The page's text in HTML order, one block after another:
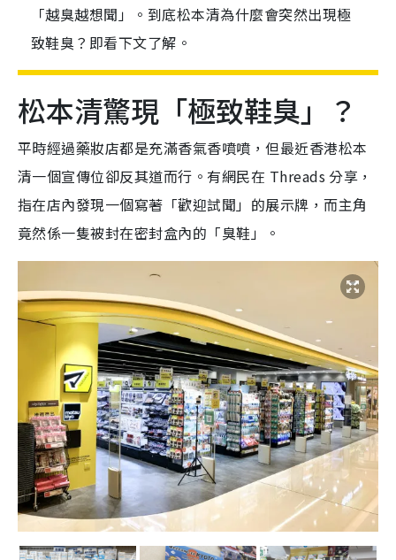
「越臭越想聞」。到底松本清為什麼會突然出現極
致鞋臭？即看下文了解。
松本清驚現「極致鞋臭」？
平時經過藥妝店都是充滿香氣香噴噴，但最近香港松本
清一個宣傳位卻反其道而行。有網民在 Threads 分享，
指在店內發現一個寫著「歡迎試聞」的展示牌，而主角
竟然係一隻被封在密封盒內的「臭鞋」。